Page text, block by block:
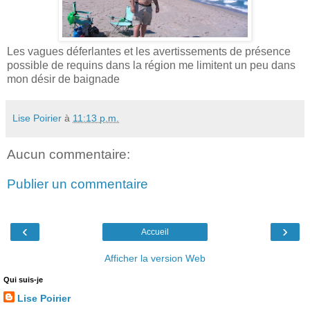
Les vagues déferlantes et les avertissements de présence
possible de requins dans la région me limitent un peu dans
mon désir de baignade
Lise Poirier à 11:13 p.m.
Aucun commentaire:
Publier un commentaire
‹ ›
Accueil
Afficher la version Web
Qui suis-je
Lise Poirier